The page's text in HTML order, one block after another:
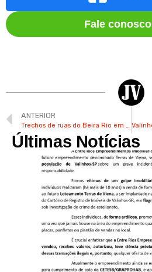
Fale conosco
ANTERIOR
Trechos de ruas do Beira Rio em Valinhos apresentam muitos buracos
Últimas Notícias